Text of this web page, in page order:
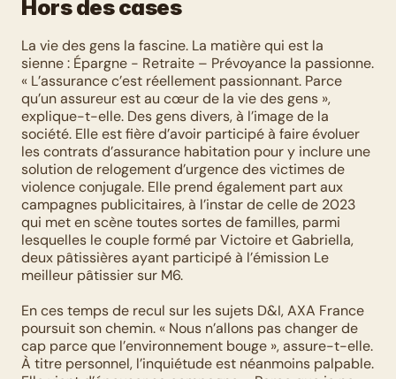
Hors des cases
La vie des gens la fascine. La matière qui est la
sienne : Épargne - Retraite – Prévoyance la passionne.
« L’assurance c’est réellement passionnant. Parce
qu’un assureur est au cœur de la vie des gens »,
explique-t-elle. Des gens divers, à l’image de la
société. Elle est fière d’avoir participé à faire évoluer
les contrats d’assurance habitation pour y inclure une
solution de relogement d’urgence des victimes de
violence conjugale. Elle prend également part aux
campagnes publicitaires, à l’instar de celle de 2023
qui met en scène toutes sortes de familles, parmi
lesquelles le couple formé par Victoire et Gabriella,
deux pâtissières ayant participé à l’émission Le
meilleur pâtissier sur M6.
En ces temps de recul sur les sujets D&I, AXA France
poursuit son chemin. « Nous n’allons pas changer de
cap parce que l’environnement bouge », assure-t-elle.
À titre personnel, l’inquiétude est néanmoins palpable.